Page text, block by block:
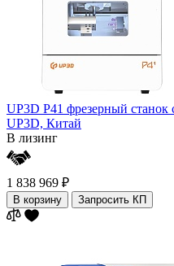
UP3D P41 фрезерный станок
UP3D, Китай
В лизинг
1 838 969 ₽
В корзину Запросить КП